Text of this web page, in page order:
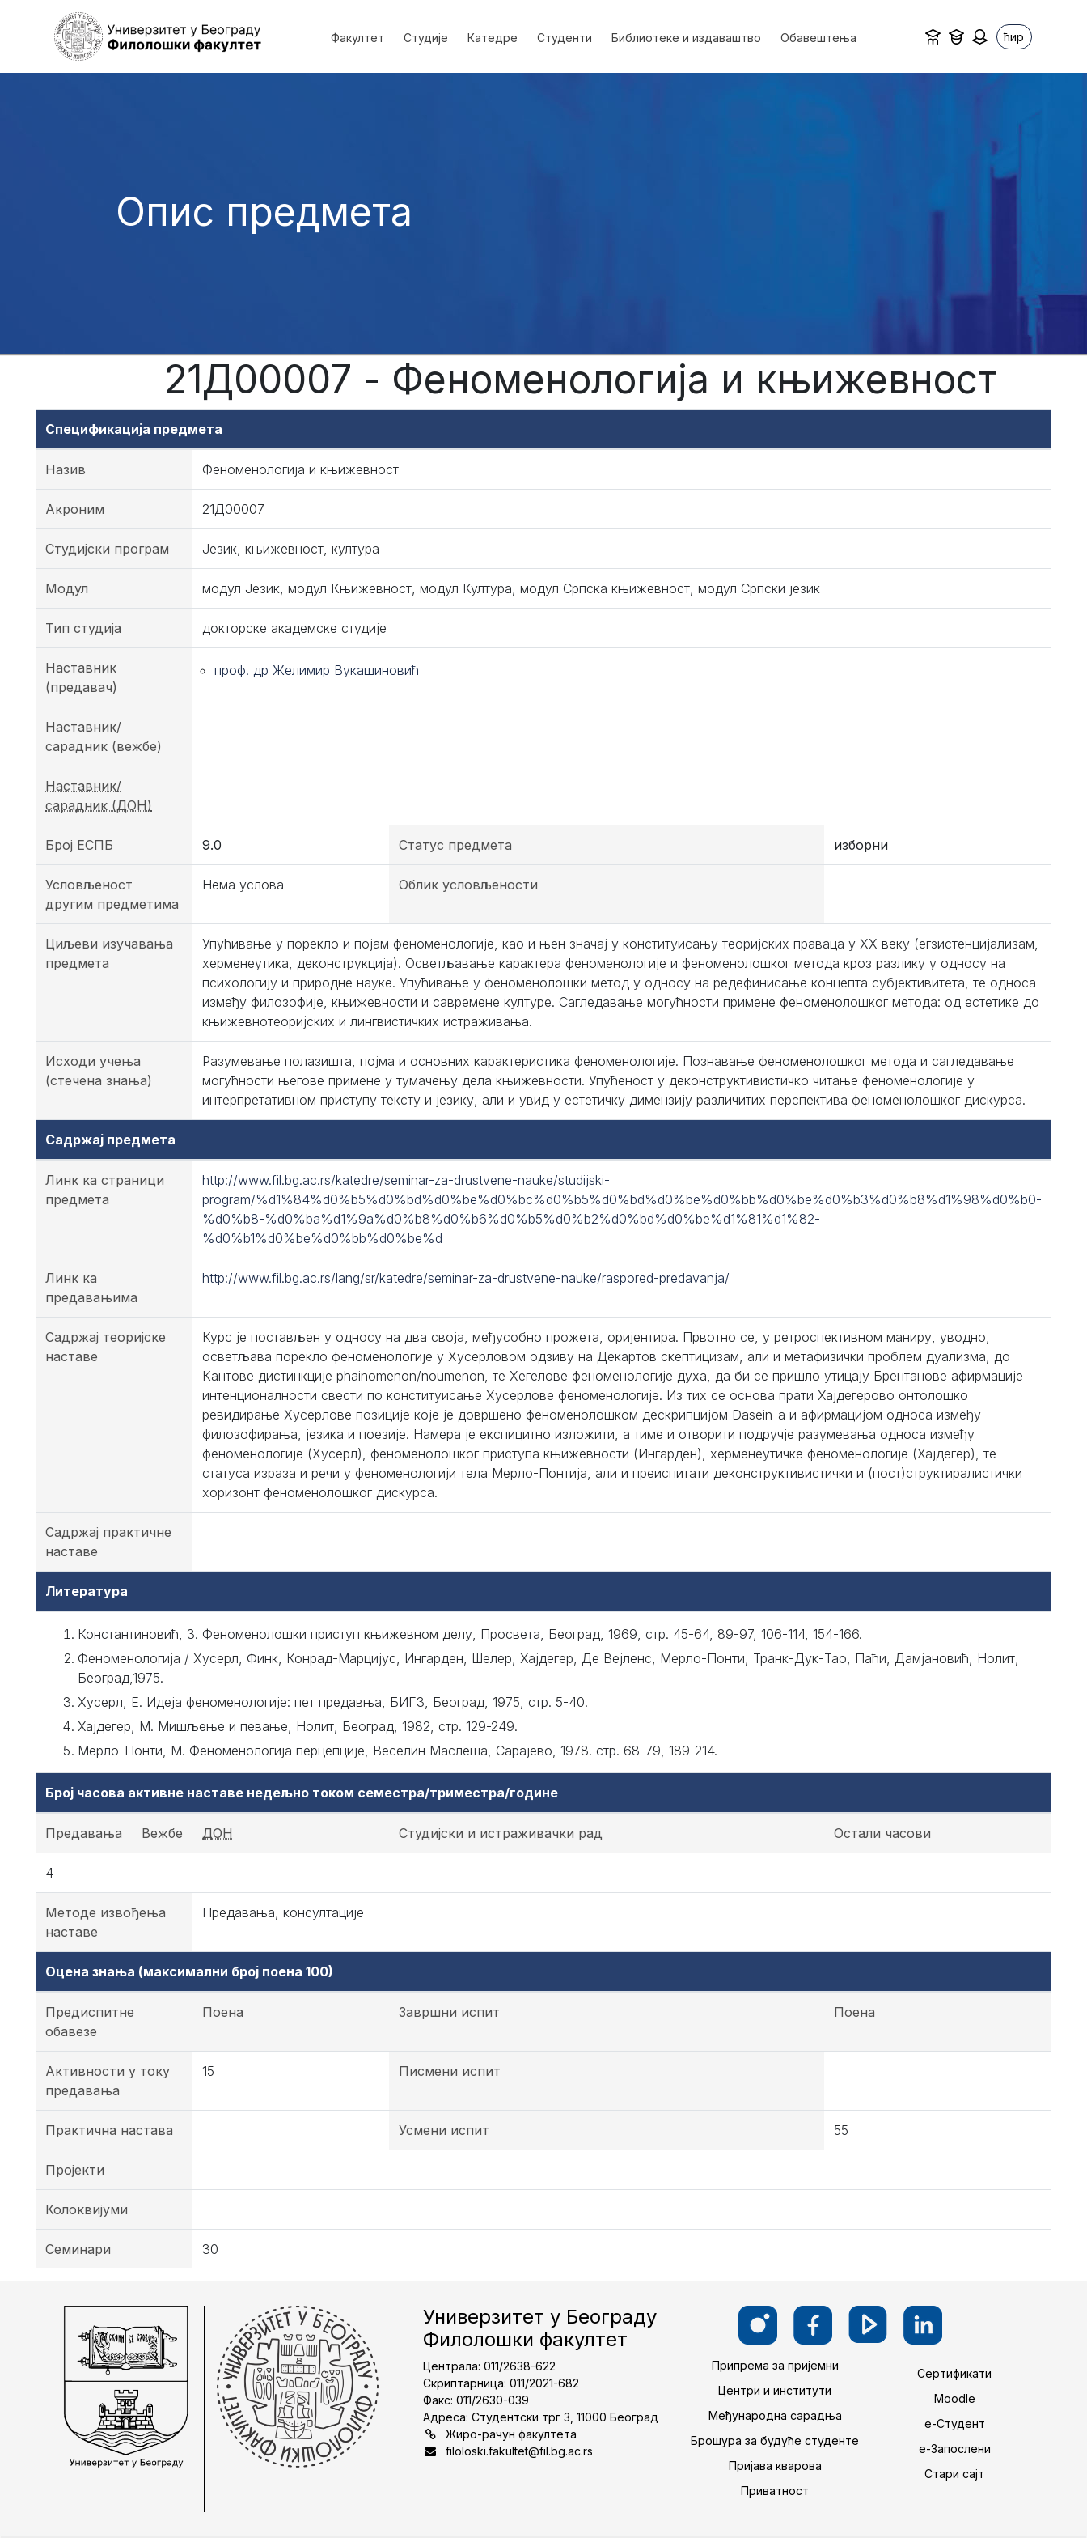
Факултет Студије Катедре Студенти Библиотеке и издаваштво Обавештења ћир
Опис предмета
21Д00007 - Феноменологија и књижевност
Спецификација предмета
Назив Феноменологија и књижевност
Акроним 21Д00007
Студијски програм Језик, књижевност, култура
Модул модул Језик, модул Књижевност, модул Култура, модул Српска књижевност, модул Српски језик
Тип студија докторске академске студије
Наставник
(предавач)
проф. др Желимир Вукашиновић
Наставник/
сарадник (вежбе)
Наставник/
сарадник (ДОН)
Број ЕСПБ 9.0 Статус предмета изборни
Условљеност
другим предметима
Нема услова Облик условљености
Циљеви изучавања
предмета
Упућивање у порекло и појам феноменологије, као и њен значај у конституисању теоријских праваца у XX веку (егзистенцијализам,
херменеутика, деконструкција). Осветљавање карактера феноменологије и феноменолошког метода кроз разлику у односу на
психологију и природне науке. Упућивање у феноменолошки метод у односу на редефинисање концепта субјективитета, те односа
између филозофије, књижевности и савремене културе. Сагледавање могућности примене феноменолошког метода: од естетике до
књижевнотеоријских и лингвистичких истраживања.
Исходи учења
(стечена знања)
Разумевање полазишта, појма и основних карактеристика феноменологије. Познавање феноменолошког метода и сагледавање
могућности његове примене у тумачењу дела књижевности. Упућеност у деконструктивистичко читање феноменологије у
интерпретативном приступу тексту и језику, али и увид у естетичку димензију различитих перспектива феноменолошког дискурса.
Садржај предмета
Линк ка страници
предмета
http://www.fil.bg.ac.rs/katedre/seminar-za-drustvene-nauke/studijski-
program/%d1%84%d0%b5%d0%bd%d0%be%d0%bc%d0%b5%d0%bd%d0%be%d0%bb%d0%be%d0%b3%d0%b8%d1%98%d0%b0-
%d0%b8-%d0%ba%d1%9a%d0%b8%d0%b6%d0%b5%d0%b2%d0%bd%d0%be%d1%81%d1%82-
%d0%b1%d0%be%d0%bb%d0%be%d
Линк ка
предавањима
http://www.fil.bg.ac.rs/lang/sr/katedre/seminar-za-drustvene-nauke/raspored-predavanja/
Садржај теоријске
наставе
Курс је постављен у односу на два своја, међусобно прожета, оријентира. Првотно се, у ретроспективном маниру, уводно,
осветљава порекло феноменологије у Хусерловом одзиву на Декартов скептицизам, али и метафизички проблем дуализма, до
Кантове дистинкције phainomenon/noumenon, те Хегелове феноменологије духа, да би се пришло утицају Брентанове афирмације
интенционалности свести по конституисање Хусерлове феноменологије. Из тих се основа прати Хајдегерово онтолошко
ревидирање Хусерлове позиције које је довршено феноменолошком дескрипцијом Dasein-a и афирмацијом односа између
филозофирања, језика и поезије. Намера је експицитно изложити, а тиме и отворити подручје разумевања односа између
феноменологије (Хусерл), феноменолошког приступа књижевности (Ингарден), херменеутичке феноменологије (Хајдегер), те
статуса израза и речи у феноменологији тела Мерло-Понтија, али и преиспитати деконструктивистички и (пост)структиралистички
хоризонт феноменолошког дискурса.
Садржај практичне
наставе
Литература
Константиновић, З. Феноменолошки приступ књижевном делу, Просвета, Београд, 1969, стр. 45-64, 89-97, 106-114, 154-166.
Феноменологија / Хусерл, Финк, Конрад-Марцијус, Ингарден, Шелер, Хајдегер, Де Вејленс, Мерло-Понти, Транк-Дук-Тао, Паћи, Дамјановић, Нолит,
Београд,1975.
Хусерл, Е. Идеја феноменологије: пет предавња, БИГЗ, Београд, 1975, стр. 5-40.
Хајдегер, М. Мишљење и певање, Нолит, Београд, 1982, стр. 129-249.
Мерло-Понти, М. Феноменологија перцепције, Веселин Маслеша, Сарајево, 1978. стр. 68-79, 189-214.
Број часова активне наставе недељно током семестра/триместра/године
Предавања Вежбе ДОН Студијски и истраживачки рад Остали часови
4
Методе извођења
наставе
Предавања, консултације
Оцена знања (максимални број поена 100)
Предиспитне
обавезе
Поена Завршни испит Поена
Активности у току
предавања
15 Писмени испит
Практична настава Усмени испит 55
Пројекти
Колоквијуми
Семинари 30
Универзитет у Београду
Филолошки факултет
Централа: 011/2638-622
Скриптарница: 011/2021-682
Факс: 011/2630-039
Адреса: Студентски трг 3, 11000 Београд
Жиро-рачун факултета
filoloski.fakultet@fil.bg.ac.rs
Припрема за пријемни
Центри и институти
Међународна сарадња
Брошура за будуће студенте
Пријава кварова
Приватност
Сертификати
Moodle
е-Студент
е-Запослени
Стари сајт